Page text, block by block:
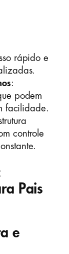
rápido e
:
podem
facilidade.
controle
Pais
e